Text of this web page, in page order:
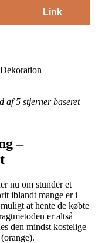
Link
af 5 stjerner baseret
–
nu om stunder et
iblandt mange er i
at hente de købte
er altså
den mindst kostelige